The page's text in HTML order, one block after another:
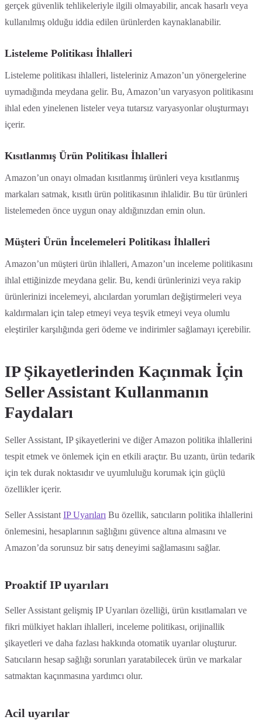
gerçek güvenlik tehlikeleriyle ilgili olmayabilir, ancak hasarlı veya
kullanılmış olduğu iddia edilen ürünlerden kaynaklanabilir.
Listeleme Politikası İhlalleri
Listeleme politikası ihlalleri, listeleriniz Amazon’un yönergelerine
uymadığında meydana gelir. Bu, Amazon’un varyasyon politikasını
ihlal eden yinelenen listeler veya tutarsız varyasyonlar oluşturmayı
içerir.
Kısıtlanmış Ürün Politikası İhlalleri
Amazon’un onayı olmadan kısıtlanmış ürünleri veya kısıtlanmış
markaları satmak, kısıtlı ürün politikasının ihlalidir. Bu tür ürünleri
listelemeden önce uygun onay aldığınızdan emin olun.
Müşteri Ürün İncelemeleri Politikası İhlalleri
Amazon’un müşteri ürün ihlalleri, Amazon’un inceleme politikasını
ihlal ettiğinizde meydana gelir. Bu, kendi ürünlerinizi veya rakip
ürünlerinizi incelemeyi, alıcılardan yorumları değiştirmeleri veya
kaldırmaları için talep etmeyi veya teşvik etmeyi veya olumlu
eleştiriler karşılığında geri ödeme ve indirimler sağlamayı içerebilir.
IP Şikayetlerinden Kaçınmak İçin
Seller Assistant Kullanmanın
Faydaları
Seller Assistant, IP şikayetlerini ve diğer Amazon politika ihlallerini
tespit etmek ve önlemek için en etkili araçtır. Bu uzantı, ürün tedarik
için tek durak noktasıdır ve uyumluluğu korumak için güçlü
özellikler içerir.
Seller AssistantIP Uyarıları Bu özellik, satıcıların politika ihlallerini
önlemesini, hesaplarının sağlığını güvence altına almasını ve
Amazon’da sorunsuz bir satış deneyimi sağlamasını sağlar.
Proaktif IP uyarıları
Seller Assistant gelişmiş IP Uyarıları özelliği, ürün kısıtlamaları ve
fikri mülkiyet hakları ihlalleri, inceleme politikası, orijinallik
şikayetleri ve daha fazlası hakkında otomatik uyarılar oluşturur.
Satıcıların hesap sağlığı sorunları yaratabilecek ürün ve markalar
satmaktan kaçınmasına yardımcı olur.
Acil uyarılar